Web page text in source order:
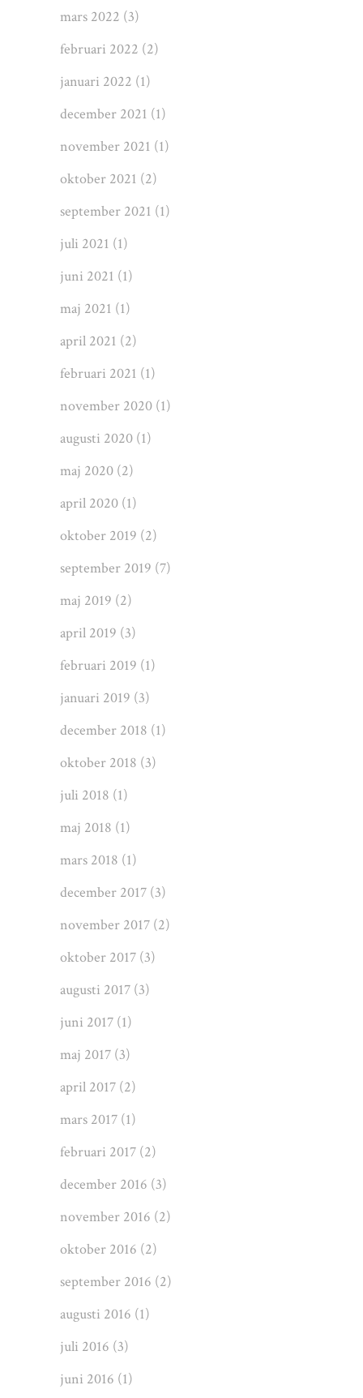
mars 2022 (3)
februari 2022 (2)
januari 2022 (1)
december 2021 (1)
november 2021 (1)
oktober 2021 (2)
september 2021 (1)
juli 2021 (1)
juni 2021 (1)
maj 2021 (1)
april 2021 (2)
februari 2021 (1)
november 2020 (1)
augusti 2020 (1)
maj 2020 (2)
april 2020 (1)
oktober 2019 (2)
september 2019 (7)
maj 2019 (2)
april 2019 (3)
februari 2019 (1)
januari 2019 (3)
december 2018 (1)
oktober 2018 (3)
juli 2018 (1)
maj 2018 (1)
mars 2018 (1)
december 2017 (3)
november 2017 (2)
oktober 2017 (3)
augusti 2017 (3)
juni 2017 (1)
maj 2017 (3)
april 2017 (2)
mars 2017 (1)
februari 2017 (2)
december 2016 (3)
november 2016 (2)
oktober 2016 (2)
september 2016 (2)
augusti 2016 (1)
juli 2016 (3)
juni 2016 (1)